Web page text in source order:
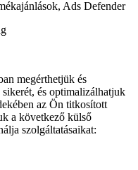
Ads Defender
megérthetjük és
és optimalizálhatjuk
az Ön titkosított
a következő külső
szolgáltatásaikat: